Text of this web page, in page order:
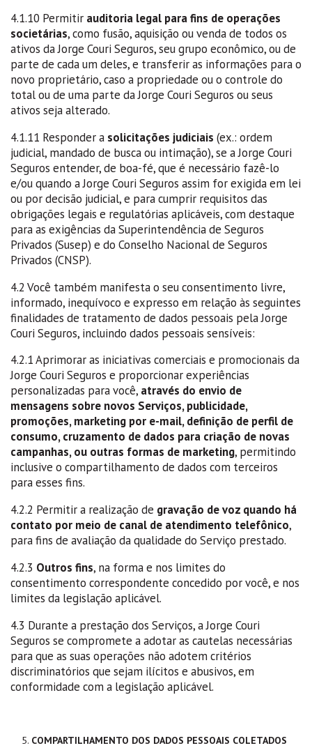
4.1.10 Permitir auditoria legal para fins de operações
societárias, como fusão, aquisição ou venda de todos os
ativos da Jorge Couri Seguros, seu grupo econômico, ou de
parte de cada um deles, e transferir as informações para o
novo proprietário, caso a propriedade ou o controle do
total ou de uma parte da Jorge Couri Seguros ou seus
ativos seja alterado.
4.1.11 Responder a solicitações judiciais (ex.: ordem
judicial, mandado de busca ou intimação), se a Jorge Couri
Seguros entender, de boa-fé, que é necessário fazê-lo
e/ou quando a Jorge Couri Seguros assim for exigida em lei
ou por decisão judicial, e para cumprir requisitos das
obrigações legais e regulatórias aplicáveis, com destaque
para as exigências da Superintendência de Seguros
Privados (Susep) e do Conselho Nacional de Seguros
Privados (CNSP).
4.2 Você também manifesta o seu consentimento livre,
informado, inequívoco e expresso em relação às seguintes
finalidades de tratamento de dados pessoais pela Jorge
Couri Seguros, incluindo dados pessoais sensíveis:
4.2.1 Aprimorar as iniciativas comerciais e promocionais da
Jorge Couri Seguros e proporcionar experiências
personalizadas para você, através do envio de
mensagens sobre novos Serviços, publicidade,
promoções, marketing por e-mail, definição de perfil de
consumo, cruzamento de dados para criação de novas
campanhas, ou outras formas de marketing, permitindo
inclusive o compartilhamento de dados com terceiros
para esses fins.
4.2.2 Permitir a realização de gravação de voz quando há
contato por meio de canal de atendimento telefônico,
para fins de avaliação da qualidade do Serviço prestado.
4.2.3 Outros fins, na forma e nos limites do
consentimento correspondente concedido por você, e nos
limites da legislação aplicável.
4.3 Durante a prestação dos Serviços, a Jorge Couri
Seguros se compromete a adotar as cautelas necessárias
para que as suas operações não adotem critérios
discriminatórios que sejam ilícitos e abusivos, em
conformidade com a legislação aplicável.
COMPARTILHAMENTO DOS DADOS PESSOAIS COLETADOS